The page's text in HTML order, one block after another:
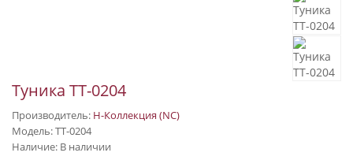
Туника ТТ-0204
Производитель: Н-Коллекция (NC)
Модель: ТТ-0204
Наличие: В наличии